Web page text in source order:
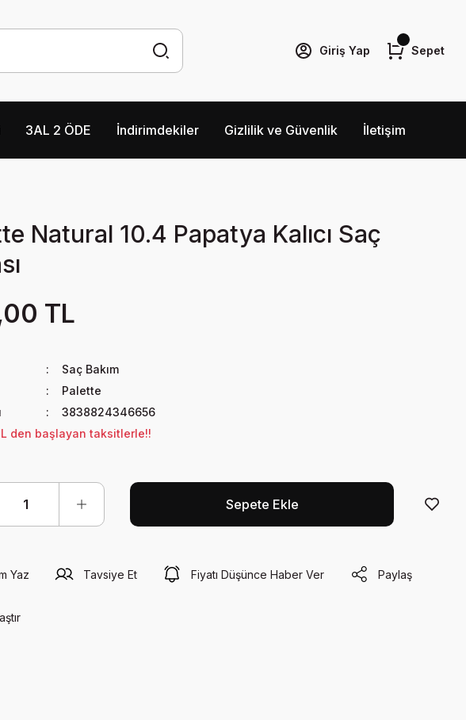
Giriş Yap Sepet
3AL 2 ÖDE İndirimdekiler Gizlilik ve Güvenlik İletişim
Natural 10.4 Papatya Kalıcı Saç
TL
Saç Bakım
Palette
3838824346656
den başlayan taksitlerle!!
Sepete Ekle
Yaz Tavsiye Et Fiyatı Düşünce Haber Ver Paylaş